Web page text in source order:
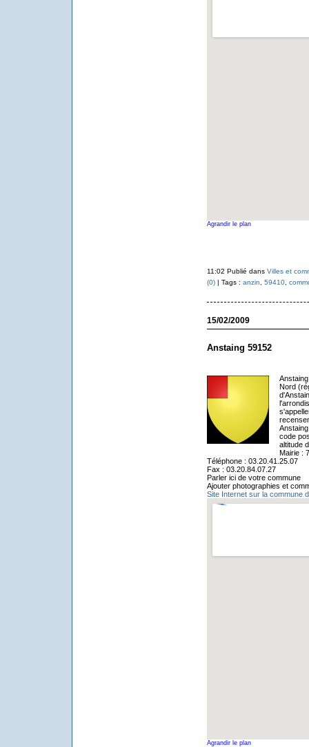
Agrandir le plan
11:02 Publié dans Villes et
(0)| Tags : anzin 59410,
15/02/2009
Anstaing 59152
Nord
code
altitude
Mairie :
Téléphone : 03.20.41.25.07
Fax : 03.20.84.07.27
Parler ici de votre commune
Ajouter photographies et
Site Internet sur la commune
Agrandir le plan